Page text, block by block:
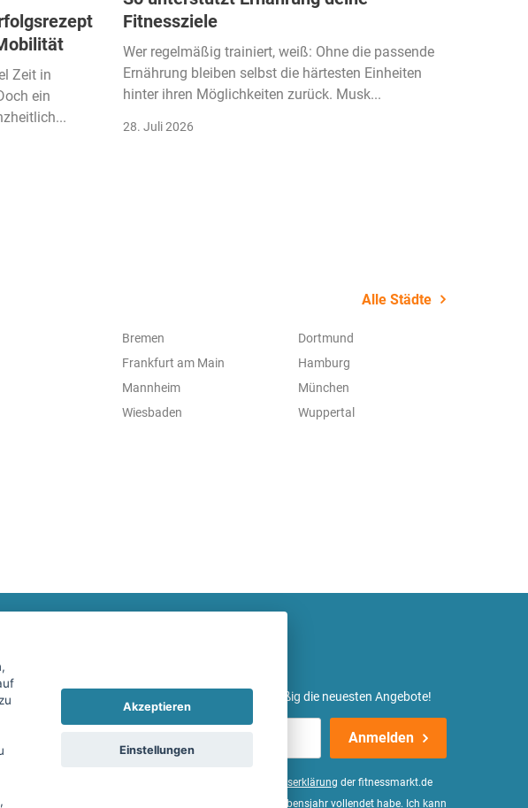
Zeit in
ein
Fitnessziele
Wer regelmäßig trainiert, weiß: Ohne die passende
Ernährung bleiben selbst die härtesten Einheiten
hinter ihren Möglichkeiten zurück. Musk...
28. Juli 2026
Alle Städte
Bremen
Dortmund
Frankfurt am Main
Hamburg
Mannheim
München
Wiesbaden Wuppertal
Newsletter
hier für unseren Newsletter ein und erhalte regelmäßig die neuesten Angebote!
Anmelden
der Verarbeitung meiner Daten, wie in der Einwilligungserklärung der fitnessmarkt.de
GmbH beschrieben, zu und bestätige, dass ich das 16. Lebensjahr vollendet habe. Ich kann
Akzeptieren
Einstellungen